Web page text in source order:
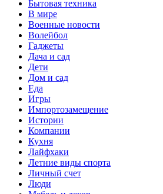
Бытовая техника
В мире
Военные новости
Волейбол
Гаджеты
Дача и сад
Дети
Дом и сад
Еда
Игры
Импортозамещение
Истории
Компании
Кухня
Лайфхаки
Летние виды спорта
Личный счет
Люди